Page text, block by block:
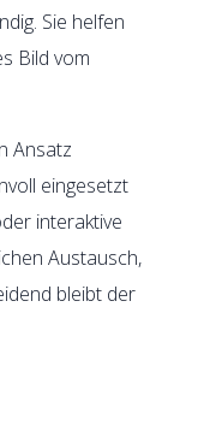
Sie helfen
Bild vom
Ansatz
eingesetzt
interaktive
Austausch,
bleibt der